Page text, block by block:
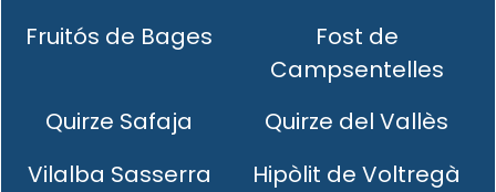
Fruitós de Bages
Fost de
Campsentelles
Quirze Safaja
Quirze del Vallès
Vilalba Sasserra
Hipòlit de Voltregà